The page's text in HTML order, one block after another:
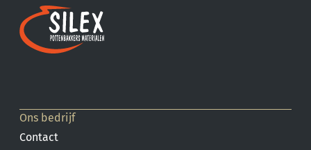
Ons bedrijf
Contact